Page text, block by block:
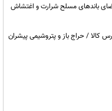
و بازداشت ۴ نفر از اعضای باندهای مسلح شرارت و اغتشاش
فیزیکی بورس کالا / حراج باز و پتروشیمی پیشران